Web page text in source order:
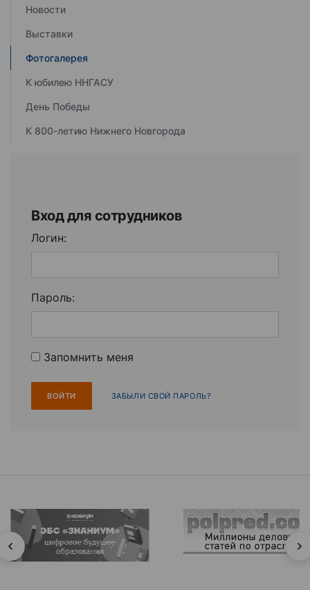
Новости
Выставки
Фотогалерея
К юбилею ННГАСУ
День Победы
К 800-летию Нижнего Новгорода
Вход для сотрудников
Логин:
Пароль:
Запомнить меня
ЗАБЫЛИ СВОЙ ПАРОЛЬ?